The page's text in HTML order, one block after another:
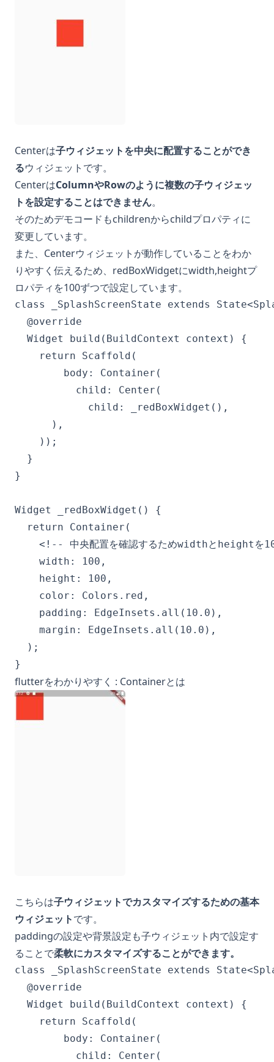
Centerは子ウィジェットを中央に配置することができ
るウィジェットです。
CenterはColumnやRowのように複数の子ウィジェッ
トを設定することはできません。
そのためデモコードもchildrenからchildプロパティに
変更しています。
また、Centerウィジェットが動作していることをわか
りやすく伝えるため、redBoxWidgetにwidth,heightプ
ロパティを100ずつで設定しています。
class _SplashScreenState extends
  @override
  Widget build(BuildContext context) {
    return Scaffold(
        body: Container(
          child: Center(
            child: _redBoxWidget(),
      ),
    ));
  }
}
Widget _redBoxWidget() {
  return Container(
<!-- 中央配置を確認するためwidthとheightを
    width: 100,
    height: 100,
    color: Colors.red,
    padding: EdgeInsets.all(10.0),
    margin: EdgeInsets.all(10.0),
  );
}
flutterをわかりやすく : Containerとは
こちらは子ウィジェットでカスタマイズするための基本
ウィジェットです。
paddingの設定や背景設定も子ウィジェット内で設定す
ることで柔軟にカスタマイズすることができます。
class _SplashScreenState extends
  @override
  Widget build(BuildContext context) {
    return Scaffold(
        body: Container(
          child: Center(